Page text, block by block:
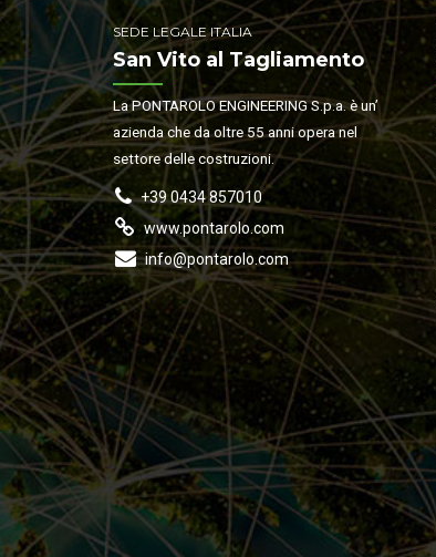
SEDE LEGALE ITALIA
San Vito al Tagliamento
La PONTAROLO ENGINEERING S.p.a. è un’
azienda che da oltre 55 anni opera nel
settore delle costruzioni.
+39 0434 857010
www.pontarolo.com
info@pontarolo.com